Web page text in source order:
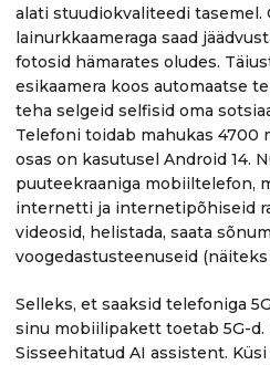
alati stuudiokvaliteedi tasemel.
lainurkkaameraga saad
fotosid hämarates oludes.
esikaamera koos automaatse
teha selgeid selfisid oma
Telefoni toidab mahukas 4700
osas on kasutusel Android 14.
puuteekraaniga mobiiltelefon,
internetti ja internetipõhiseid
videosid, helistada, saata
voogedastusteenuseid (näiteks
Selleks, et saaksid telefoniga
sinu mobiilipakett toetab 5G-d.
Sisseehitatud AI assistent.